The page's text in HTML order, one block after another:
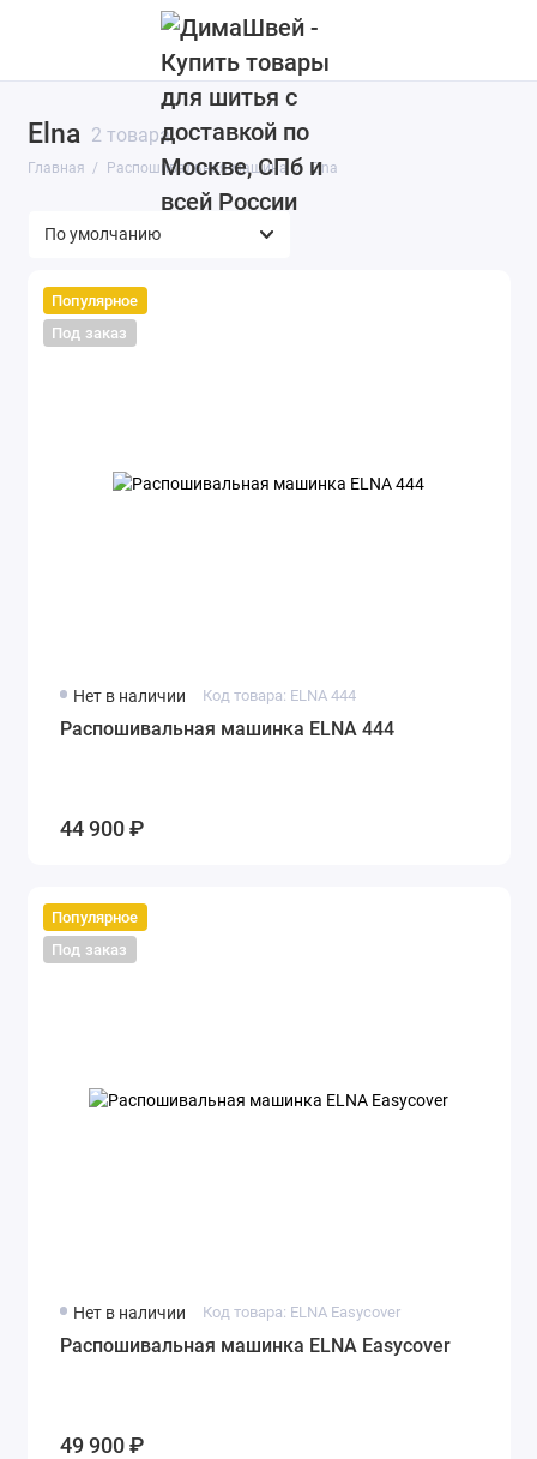
Elna 2 товара
Главная Распошивальная машина Elna
Aurora
Brother
Effektiv
Elna
Популярное
Под заказ
Нет в наличии Код товара: ELNA 444
Распошивальная машинка ELNA 444
44 900 ₽
Популярное
Под заказ
Нет в наличии Код товара: ELNA Easycover
Распошивальная машинка ELNA Easycover
49 900 ₽